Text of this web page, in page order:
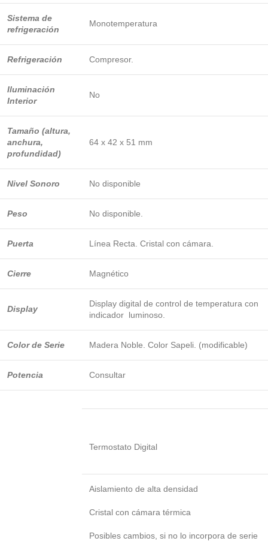
Sistema de
refrigeración
Monotemperatura
Refrigeración Compresor.
Iluminación
Interior
No
Tamaño (altura,
anchura,
profundidad)
64 x 42 x 51 mm
Nivel Sonoro No disponible
Peso No disponible.
Puerta Línea Recta. Cristal con cámara.
Cierre Magnético
Display
Display digital de control de temperatura con
indicador luminoso.
Color de Serie Madera Noble. Color Sapeli. (modificable)
Potencia Consultar
Termostato Digital
Aislamiento de alta densidad
Cristal con cámara térmica
Posibles cambios, si no lo incorpora de serie